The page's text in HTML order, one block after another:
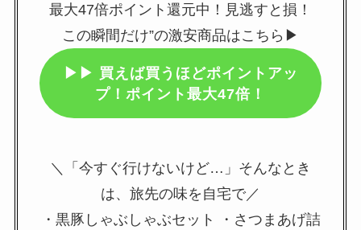
最大47倍ポイント還元中！見逃すと損！
この瞬間だけ”の激安商品はこちら▶
▶▶ 買えば買うほどポイントアッ
プ！ポイント最大47倍！
＼「今すぐ行けないけど…」そんなとき
は、旅先の味を自宅で／
・黒豚しゃぶしゃぶセット ・さつまあげ詰